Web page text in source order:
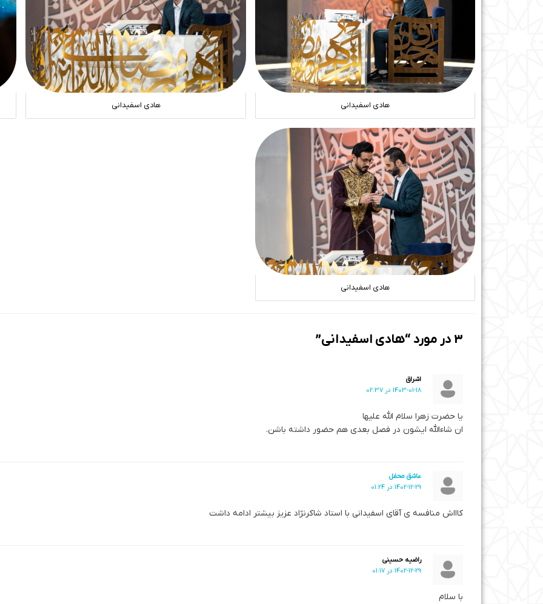
هادی اسفیدانی هادی اسفیدانی
هادی اسفیدانی
3 در مورد “هادی اسفیدانی”
اشراق
1403-01-18 در 02:37
یا حضرت زهرا سلام الله علیها
ان شاءالله ایشون در فصل بعدی هم حضور داشته باشن.
عاشق محفل
1402-12-29 در 01:24
کاااش منافسه ی آقای اسفیدانی با استاد شاکرنژاد عزیز بیشتر ادامه داشت
راضیه حسینی
1402-12-29 در 01:17
با سلام